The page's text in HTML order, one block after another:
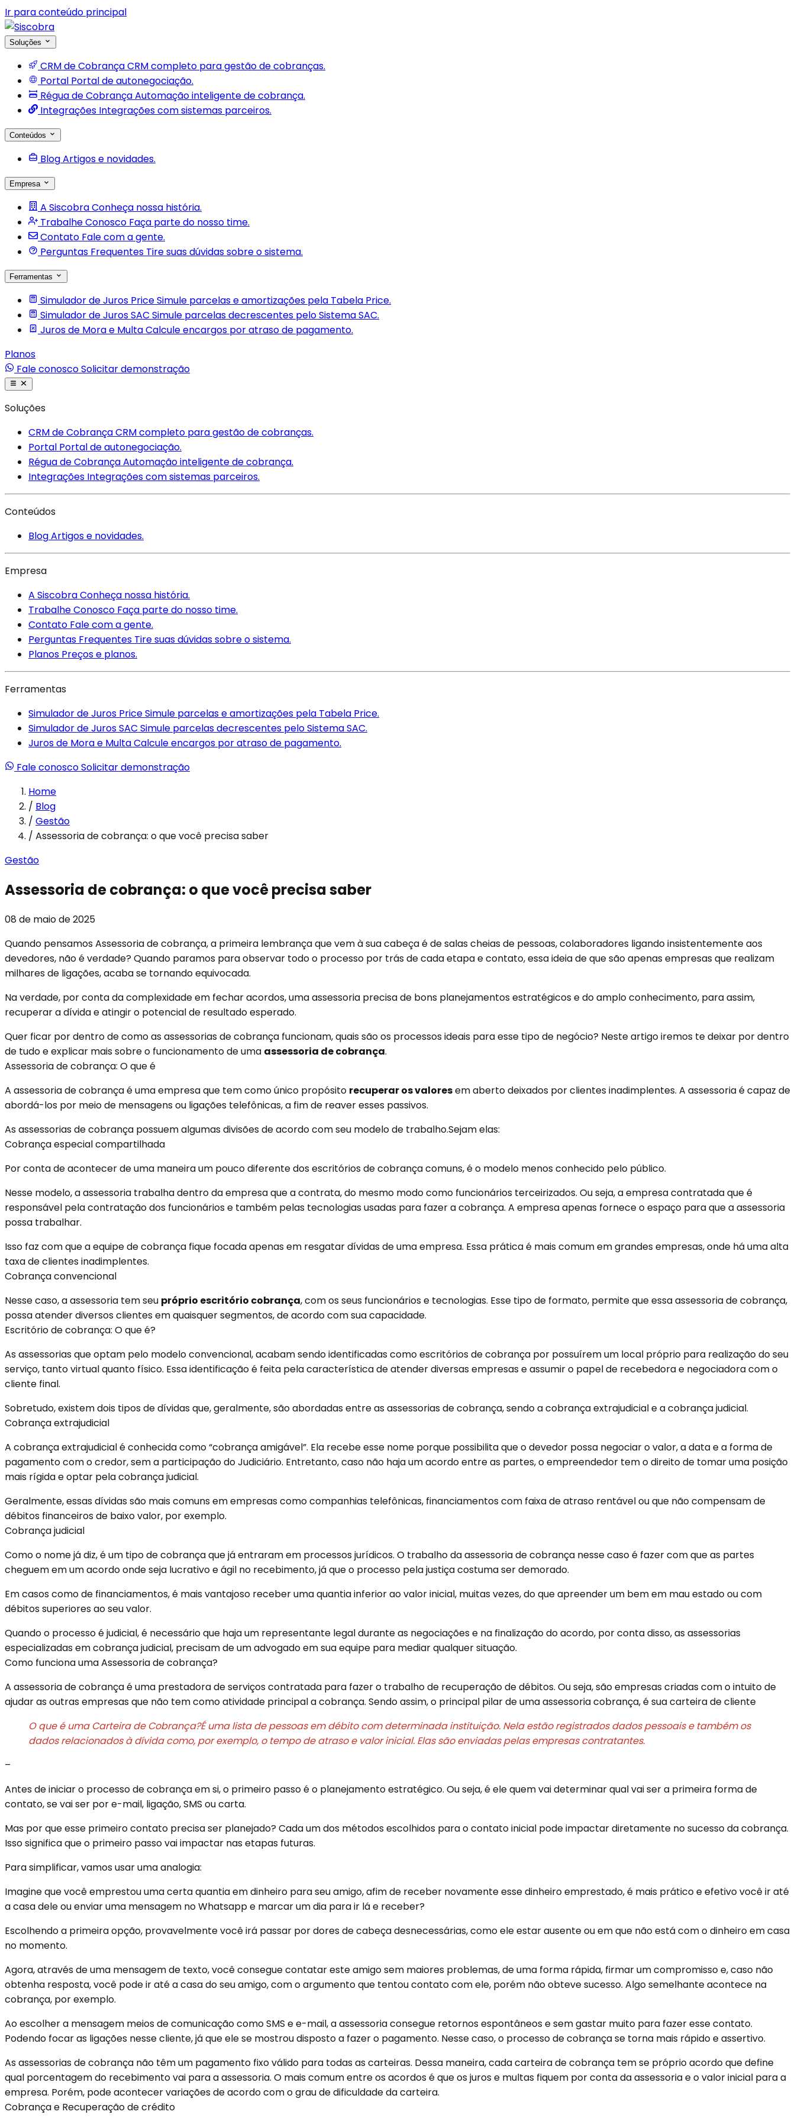
Ir para conteúdo principal
Soluções
CRM de CobrançaCRM completo para gestão de cobranças.
Portal Portal de autonegociação.
Régua de CobrançaAutomação inteligente de cobrança.
Integrações Integrações com sistemas parceiros.
Conteúdos
BlogArtigos e novidades.
Empresa
A SiscobraConheça nossa história.
Trabalhe Conosco Faça parte do nosso time.
Contato Fale com a gente.
Perguntas Frequentes Tire suas dúvidas sobre o sistema.
Ferramentas
Simulador de Juros PriceSimule parcelas e amortizações pela Tabela Price.
Simulador de Juros SAC Simule parcelas decrescentes pelo Sistema SAC.
Juros de Mora e MultaCalcule encargos por atraso de pagamento.
Planos
Fale conoscoSolicitar demonstração
Soluções
CRM de CobrançaCRM completo para gestão de cobranças.
Portal Portal de autonegociação.
Régua de CobrançaAutomação inteligente de cobrança.
Integrações Integrações com sistemas parceiros.
Conteúdos
BlogArtigos e novidades.
Empresa
A SiscobraConheça nossa história.
Trabalhe Conosco Faça parte do nosso time.
Contato Fale com a gente.
Perguntas Frequentes Tire suas dúvidas sobre o sistema.
Planos Preços e planos.
Ferramentas
Simulador de Juros PriceSimule parcelas e amortizações pela Tabela Price.
Simulador de Juros SAC Simule parcelas decrescentes pelo Sistema SAC.
Juros de Mora e MultaCalcule encargos por atraso de pagamento.
Fale conoscoSolicitar demonstração
Home
/ Blog
/ Gestão
/ Assessoria de cobrança: o que você precisa saber
Gestão
Assessoria de cobrança: o que você precisa saber
08 de maio de 2025
Quando pensamos Assessoria de cobrança, a primeira lembrança que vem à sua cabeça é de salas cheias de pessoas, colaboradores ligando insistentemente aos
devedores, não é verdade? Quando paramos para observar todo o processo por trás de cada etapa e contato, essa ideia de que são apenas empresas que realizam
milhares de ligações, acaba se tornando equivocada.
Na verdade, por conta da complexidade em fechar acordos, uma assessoria precisa de bons planejamentos estratégicos e do amplo conhecimento, para assim,
recuperar a dívida e atingir o potencial de resultado esperado.
Quer ficar por dentro de como as assessorias de cobrança funcionam, quais são os processos ideais para esse tipo de negócio? Neste artigo iremos te deixar por dentro
de tudo e explicar mais sobre o funcionamento de uma assessoria de cobrança.
Assessoria de cobrança: O que é
A assessoria de cobrança é uma empresa que tem como único propósito recuperar os valoresem abertodeixados por clientes inadimplentes. A assessoria é capaz de
abordá-los por meio de mensagens ou ligações telefônicas, a fim de reaver esses passivos.
As assessorias de cobrança possuem algumas divisões de acordo com seu modelo de trabalho.Sejam elas:
Cobrança especial compartilhada
Por conta de acontecer de uma maneira um pouco diferente dos escritórios de cobrança comuns, é o modelo menos conhecido pelo público.
Nesse modelo, a assessoria trabalha dentro da empresa que a contrata, do mesmo modo como funcionários terceirizados. Ou seja, a empresa contratada que é
responsável pela contratação dos funcionários e também pelas tecnologias usadas para fazer a cobrança. A empresa apenas fornece o espaço para que a assessoria
possa trabalhar.
Isso faz com que a equipe de cobrança fique focada apenas em resgatar dívidas de uma empresa. Essa prática é mais comum em grandes empresas, onde há uma alta
taxa de clientes inadimplentes.
Cobrança convencional
Nesse caso, a assessoria tem seu próprio escritório cobrança, com os seus funcionários e tecnologias. Esse tipo de formato, permite que essa assessoria de cobrança,
possa atender diversos clientes em quaisquer segmentos, de acordo com sua capacidade.
Escritório de cobrança: O que é?
As assessorias que optam pelo modelo convencional, acabam sendo identificadas como escritórios de cobrança por possuírem um local próprio para realização do seu
serviço, tanto virtual quanto físico. Essa identificação é feita pela característica de atender diversas empresas e assumir o papel de recebedora e negociadora com o
cliente final.
Sobretudo, existem dois tipos de dívidas que, geralmente, são abordadas entre as assessorias de cobrança, sendo acobrança extrajudiciale acobrança judicial.
Cobrança extrajudicial
A cobrança extrajudicial é conhecida como “cobrança amigável”. Ela recebe esse nome porque possibilita que o devedor possa negociar o valor, a data e a forma de
pagamento com o credor, sem a participação do Judiciário. Entretanto, caso não haja um acordo entre as partes, o empreendedor tem o direito de tomar uma posição
mais rígida e optar pela cobrança judicial.
Geralmente, essas dívidas são mais comuns em empresas como companhias telefônicas, financiamentos com faixa de atraso rentável ou que não compensam de
débitos financeiros de baixo valor, por exemplo.
Cobrança judicial
Como o nome já diz, é um tipo de cobrança que já entraram em processos jurídicos. O trabalho da assessoria de cobrança nesse caso é fazer com que as partes
cheguem em um acordo onde seja lucrativo e ágil no recebimento, já que o processo pela justiça costuma ser demorado.
Em casos como de financiamentos, é mais vantajoso receber uma quantia inferior ao valor inicial, muitas vezes, do que apreender um bem em mau estado ou com
débitos superiores ao seu valor.
Quando o processo é judicial, é necessário que haja um representante legal durante as negociações e na finalização do acordo, por conta disso, as assessorias
especializadas em cobrança judicial, precisam de um advogado em sua equipe para mediar qualquer situação.
Como funciona uma Assessoria de cobrança?
A assessoria de cobrança é uma prestadora de serviços contratada para fazer o trabalho de recuperação de débitos. Ou seja, são empresas criadas com o intuito de
ajudar as outras empresas que não tem como atividade principal a cobrança. Sendo assim, o principal pilar de uma assessoria cobrança, é sua carteira de cliente
O que é uma Carteira de Cobrança?É uma lista de pessoas em débito com determinada instituição. Nela estão registrados dados pessoais e também os
dados relacionados à dívida como, por exemplo, o tempo de atraso e valor inicial. Elas são enviadas pelas empresas contratantes.
–
Antes de iniciar o processo de cobrança em si, o primeiro passo é o planejamento estratégico. Ou seja, é ele quem vai determinar qual vai ser a primeira forma de
contato, se vai ser pore-mail, ligação, SMS ou carta.
Mas por que esse primeiro contato precisa ser planejado? Cada um dos métodos escolhidos para o contato inicial pode impactar diretamente no sucesso da cobrança.
Isso significa que o primeiro passo vai impactar nas etapas futuras.
Para simplificar, vamos usar uma analogia:
Imagine que você emprestou uma certa quantia em dinheiro para seu amigo, afim de receber novamente esse dinheiro emprestado, é mais prático e efetivo você ir até
a casa dele ou enviar uma mensagem no Whatsapp e marcar um dia para ir lá e receber?
Escolhendo a primeira opção, provavelmente você irá passar por dores de cabeça desnecessárias, como ele estar ausente ou em que não está com o dinheiro em casa
no momento.
Agora, através de uma mensagem de texto, você consegue contatar este amigo sem maiores problemas, de uma forma rápida, firmar um compromisso e, caso não
obtenha resposta, você pode ir até a casa do seu amigo, com o argumento que tentou contato com ele, porém não obteve sucesso. Algo semelhante acontece na
cobrança, por exemplo.
Ao escolher a mensagem meios de comunicação como SMS e e-mail, a assessoria consegue retornos espontâneos e sem gastar muito para fazer esse contato.
Podendo focar as ligações nesse cliente, já que ele se mostrou disposto a fazer o pagamento. Nesse caso, o processo de cobrança se torna mais rápido e assertivo.
As assessorias de cobrança não têm um pagamento fixo válido para todas as carteiras. Dessa maneira, cada carteira de cobrança tem se próprio acordo que define
qual porcentagem do recebimento vai para a assessoria. O mais comum entre os acordos é que os juros e multas fiquem por conta da assessoria e o valor inicial para a
empresa. Porém, pode acontecer variações de acordo com o grau de dificuldade da carteira.
Cobrança e Recuperação de crédito